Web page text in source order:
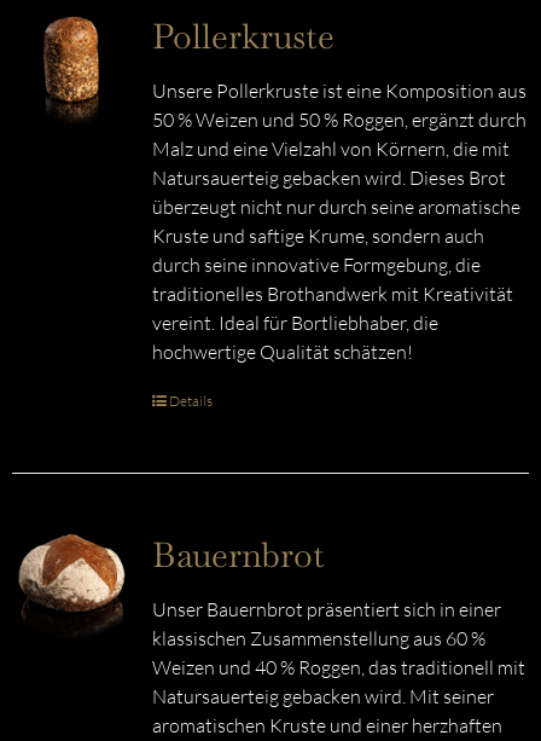
Pollerkruste
Unsere Pollerkruste ist eine Komposition aus
50 % Weizen und 50 % Roggen, ergänzt durch
Malz und eine Vielzahl von Körnern, die mit
Natursauerteig gebacken wird. Dieses Brot
überzeugt nicht nur durch seine aromatische
Kruste und saftige Krume, sondern auch
durch seine innovative Formgebung, die
traditionelles Brothandwerk mit Kreativität
vereint. Ideal für Bortliebhaber, die
hochwertige Qualität schätzen!
Details
Bauernbrot
Unser Bauernbrot präsentiert sich in einer
klassischen Zusammenstellung aus 60 %
Weizen und 40 % Roggen, das traditionell mit
Natursauerteig gebacken wird. Mit seiner
aromatischen Kruste und einer herzhaften